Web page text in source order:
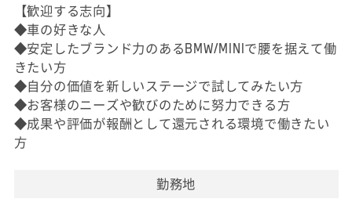
【歓迎する志向】
◆車の好きな人
◆安定したブランド力のあるBMW/MINIで腰を据えて働
きたい方
◆自分の価値を新しいステージで試してみたい方
◆お客様のニーズや歓びのために努力できる方
◆成果や評価が報酬として還元される環境で働きたい
方
勤務地